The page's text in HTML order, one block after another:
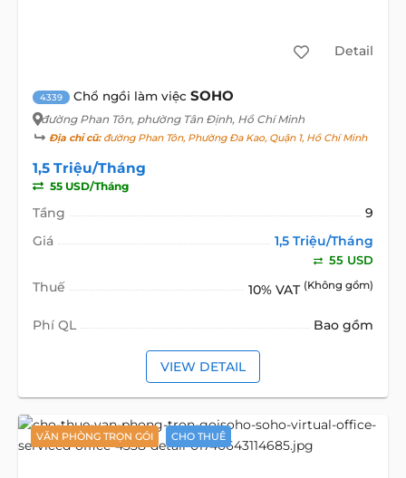
Detail
4339 Chổ ngồi làm việc SOHO
đường Phan Tôn, phường Tân Định, Hồ Chí Minh
Địa chỉ cũ:đường Phan Tôn, Phường Đa Kao, Quận 1, Hồ Chí Minh
1,5 Triệu/Tháng
55 USD/Tháng
Tầng
9
Giá
1,5 Triệu/Tháng
55 USD
Thuế 10% VAT (Không gồm)
Phí QL Bao gồm
VIEW DETAIL
VĂN PHÒNG TRỌN GÓI CHO THUÊ